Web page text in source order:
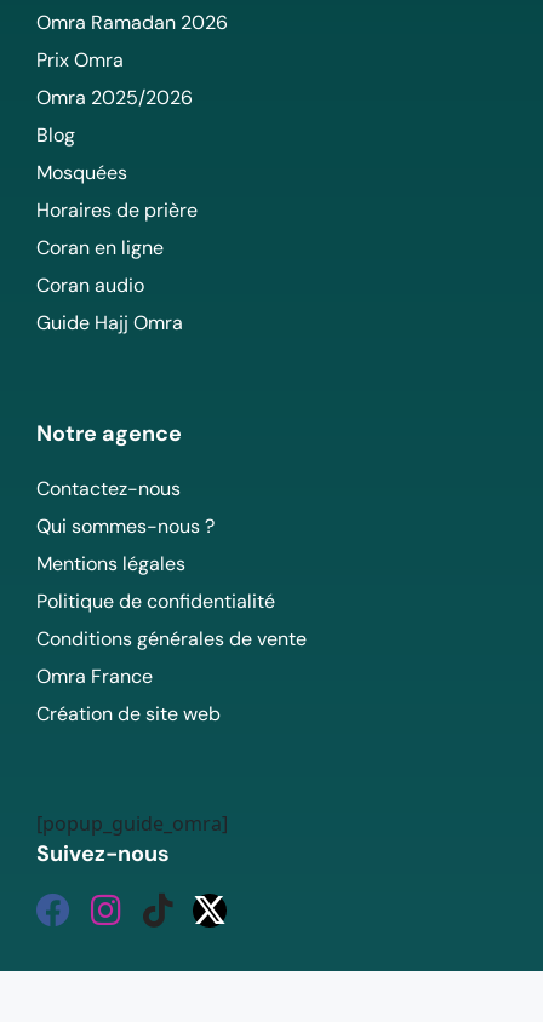
Omra Ramadan 2026
Prix Omra
Omra 2025/2026
Blog
Mosquées
Horaires de prière
Coran en ligne
Coran audio
Guide Hajj Omra
Notre agence
Contactez-nous
Qui sommes-nous ?
Mentions légales
Politique de confidentialité
Conditions générales de vente
Omra France
Création de site web
[popup_guide_omra]
Suivez-nous